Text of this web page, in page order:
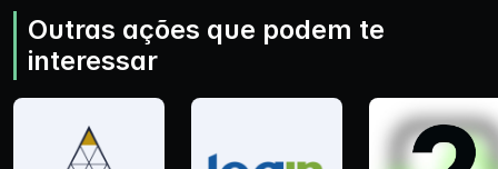
Outras ações que podem te
interessar